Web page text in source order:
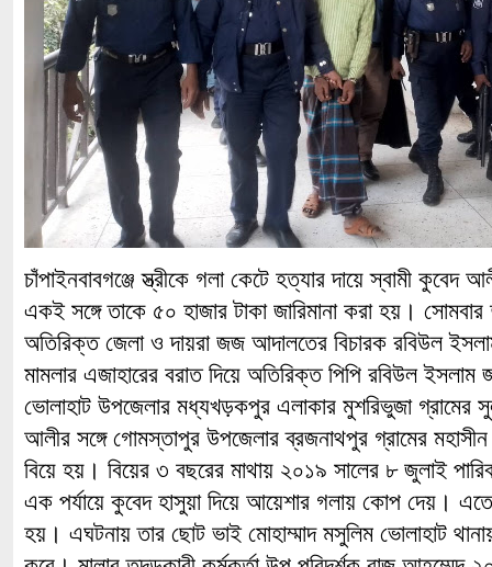
চাঁপাইনবাবগঞ্জে স্ত্রীকে গলা কেটে হত্যার দায়ে স্বামী
একই সঙ্গে তাকে ৫০ হাজার টাকা জারিমানা করা হয়। সোমবার
অতিরিক্ত জেলা ও দায়রা জজ আদালতের বিচারক রবিউল
মামলার এজাহারের বরাত দিয়ে অতিরিক্ত পিপি রবিউল ইসলাম
ভোলাহাট উপজেলার মধ্যখড়কপুর এলাকার মুশরিভুজা গ্রামের
আলীর সঙ্গে গোমস্তাপুর উপজেলার ব্রজনাথপুর গ্রামের
বিয়ে হয়। বিয়ের ৩ বছরের মাথায় ২০১৯ সালের ৮ জুলাই
এক পর্যায়ে কুবেদ হাসুয়া দিয়ে আয়েশার গলায় কোপ দেয়।
হয়। এঘটনায় তার ছোট ভাই মোহাম্মাদ মসুলিম ভোলাহাট থানায়